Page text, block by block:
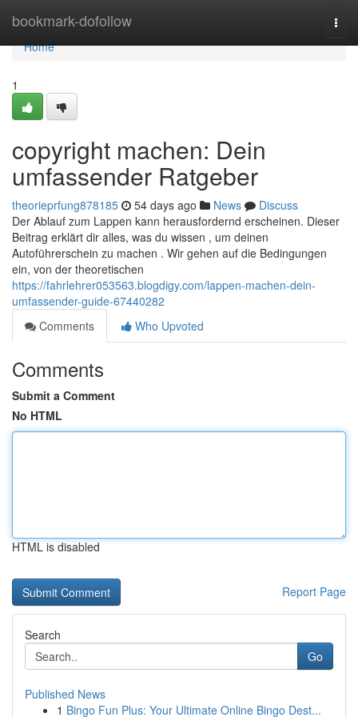
bookmark-dofollow
Home
Home
1
copyright machen: Dein
umfassender Ratgeber
theorieprfung878185 54 days ago News
Discuss
Der Ablauf zum Lappen kann herausfordernd erscheinen. Dieser
Beitrag erklärt dir alles, was du wissen , um deinen
Autoführerschein zu machen . Wir gehen auf die Bedingungen
ein, von der theoretischen
https://fahrlehrer053563.blogdigy.com/lappen-machen-dein-
umfassender-guide-67440282
Comments
Who Upvoted
Comments
Submit a Comment
No HTML
HTML is disabled
Report Page
Search
Go
Published News
1 Bingo Fun Plus: Your Ultimate Online Bingo Dest...